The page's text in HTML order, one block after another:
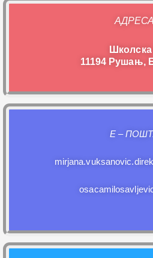
АДРЕСА
Школска
11194 Рушањ,
E –